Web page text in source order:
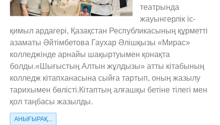
театрында
жауынгерлік іс-
қимыл ардагері, Қазақстан Республикасының құрметті
азаматы Әйтімбетова Гаухар Әлішқызы «Мирас»
колледжінде арнайы шақыртуымен қонақта
болды.«Шығыстың Алтын жұлдызы» атты кітабының
колледж кітапханасына сыйға тартып, оның жазылу
тарихымен бөлісті.Кітаптың алғашқы бетіне тілегі мен
қол таңбасы жазылды.
АНЫҒЫРАҚ...